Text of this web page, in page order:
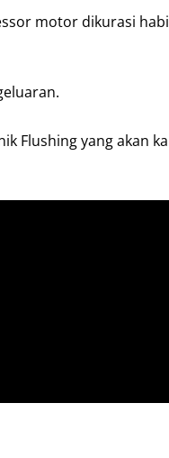
motor dikurasi
Flushing yang akan